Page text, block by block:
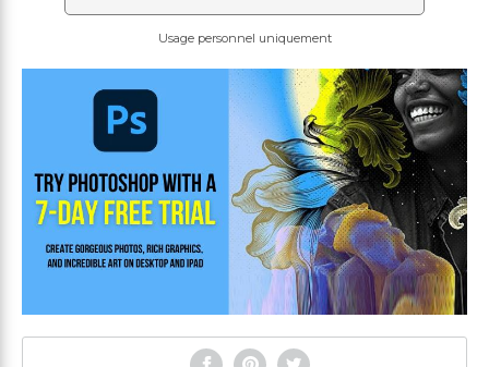
Usage personnel uniquement